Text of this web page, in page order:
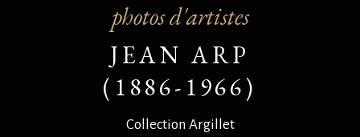
photos d'artistes
JEAN ARP
(1886-1966)
Collection Argillet